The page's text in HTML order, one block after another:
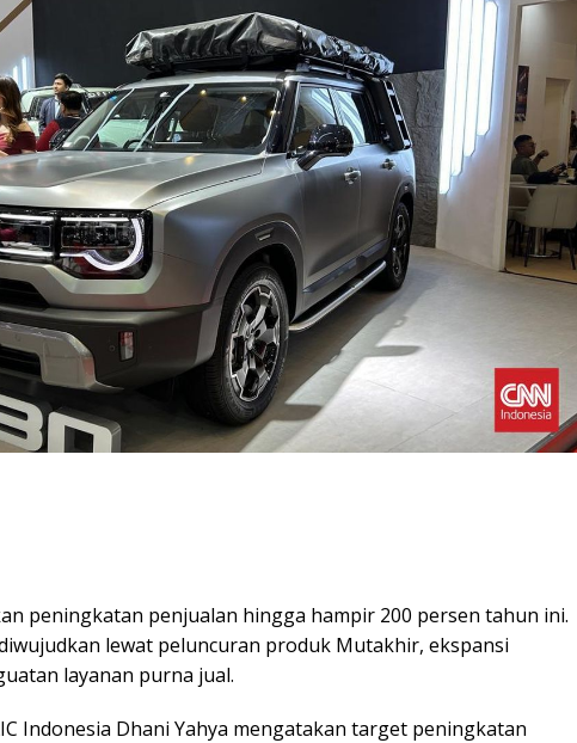
peningkatan penjualan hingga hampir 200 persen tahun ini.
lewat peluncuran produk Mutakhir, ekspansi
layanan purna jual.
Indonesia Dhani Yahya mengatakan target peningkatan